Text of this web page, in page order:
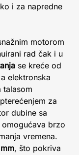
i za napredne
motorom
rad čak i u
se kreće od
elektronska
talasom
za
dubine sa
brzo
vremena.
, što pokriva